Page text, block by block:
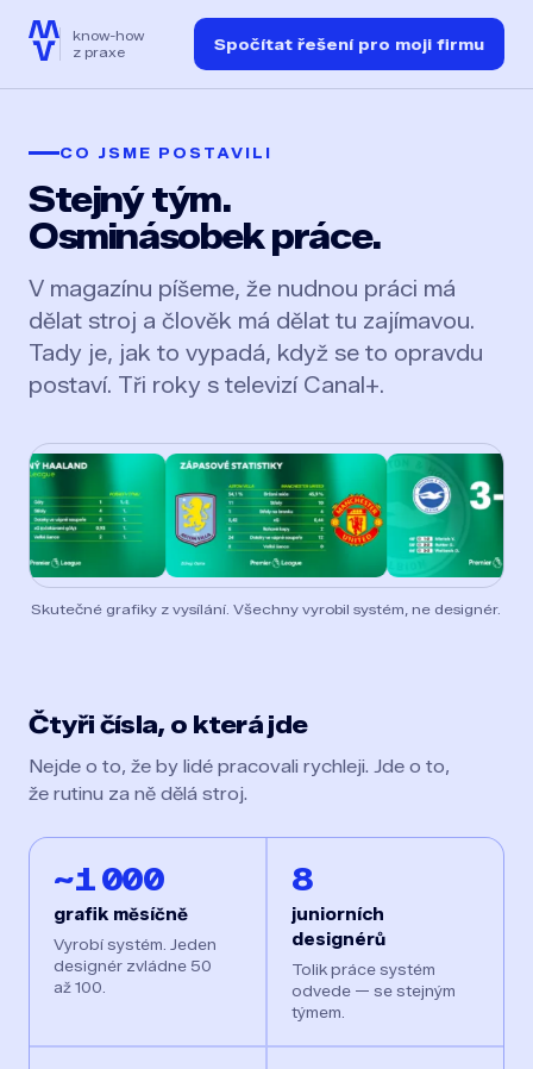
know-how
z praxe
Spočítat řešení pro moji firmu
CO JSME POSTAVILI
Stejný tým.
Osminásobek práce.
V magazínu píšeme, že nudnou práci má
dělat stroj a člověk má dělat tu zajímavou.
Tady je, jak to vypadá, když se to opravdu
postaví. Tři roky s televizí Canal+.
Skutečné grafiky z vysílání. Všechny vyrobil systém, ne designér.
Čtyři čísla, o která jde
Nejde o to, že by lidé pracovali rychleji. Jde o to,
že rutinu za ně dělá stroj.
~1 000
grafik měsíčně
Vyrobí systém. Jeden
designér zvládne 50
až 100.
8
juniorních
designérů
Tolik práce systém
odvede — se stejným
týmem.